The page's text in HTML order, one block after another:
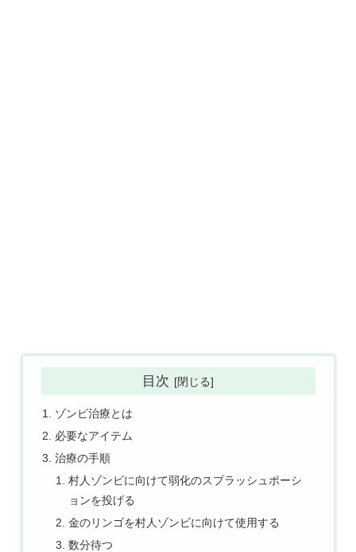
目次
ゾンビ治療とは
必要なアイテム
治療の手順
村人ゾンビに向けて弱化のスプラッシュポーシ
ョンを投げる
金のリンゴを村人ゾンビに向けて使用する
数分待つ